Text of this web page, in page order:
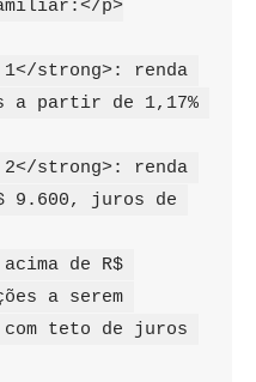
p>
a partir de 1,17%
9.600, juros de
a serem
teto de juros